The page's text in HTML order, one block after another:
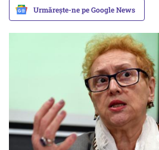
Urmărește-ne pe Google News